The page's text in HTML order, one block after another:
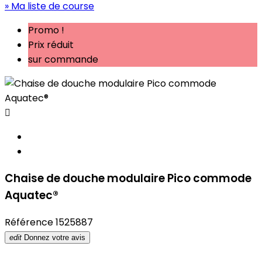
» Ma liste de course
Promo !
Prix réduit
sur commande

Chaise de douche modulaire Pico commode
Aquatec®
Référence1525887
edit Donnez votre avis